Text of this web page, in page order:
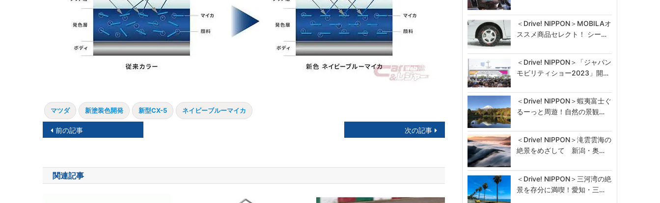
マツダ 新塗装色開発 新型CX-5 ネイビーブルーマイカ
投
ナ
ビ
前の記事 次の記事
関連記事
＜Drive! NIPPON＞MOBILAオ
ススメ商品セレクト！ シー…
＜Drive! NIPPON＞「ジャパン
モビリティショー2023」開…
＜Drive! NIPPON＞蝦夷富士ぐ
るーっと周遊！自然の景観…
＜Drive! NIPPON＞滝雲雲海の
絶景をめざして 新潟・奥…
＜Drive! NIPPON＞三河湾の絶
景を存分に満喫！愛知・三…